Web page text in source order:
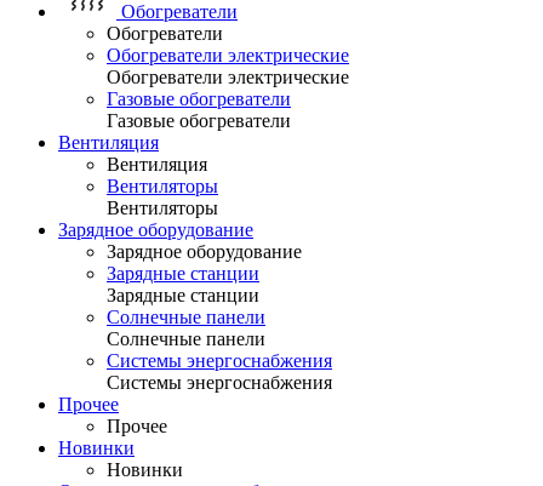
Обогреватели
Обогреватели
Обогреватели электрические
Обогреватели электрические
Газовые обогреватели
Газовые обогреватели
Вентиляция
Вентиляция
Вентиляторы
Вентиляторы
Зарядное оборудование
Зарядное оборудование
Зарядные станции
Зарядные станции
Солнечные панели
Солнечные панели
Системы энергоснабжения
Системы энергоснабжения
Прочее
Прочее
Новинки
Новинки